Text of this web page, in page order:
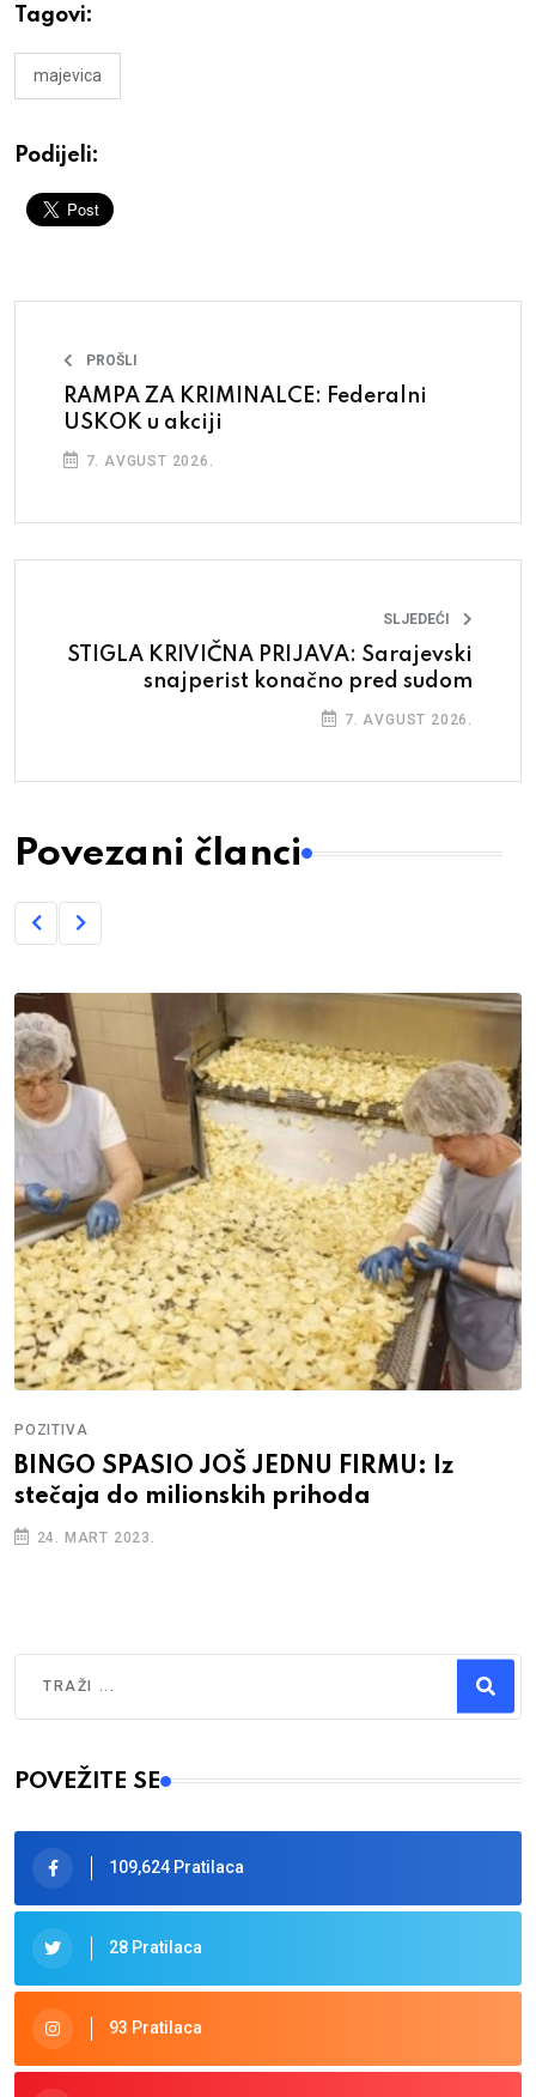
Tagovi:
majevica
Podijeli:
PROŠLI
RAMPA ZA KRIMINALCE: Federalni
USKOK u akciji
7. AVGUST 2026.
SLJEDEĆI
STIGLA KRIVIČNA PRIJAVA: Sarajevski
snajperist konačno pred sudom
7. AVGUST 2026.
Povezani članci
POZITIVA
BINGO SPASIO JOŠ JEDNU FIRMU: Iz
stečaja do milionskih prihoda
24. MART 2023.
Type 2 or more characters for results.
POVEŽITE SE
109,624 Pratilaca
28 Pratilaca
93 Pratilaca